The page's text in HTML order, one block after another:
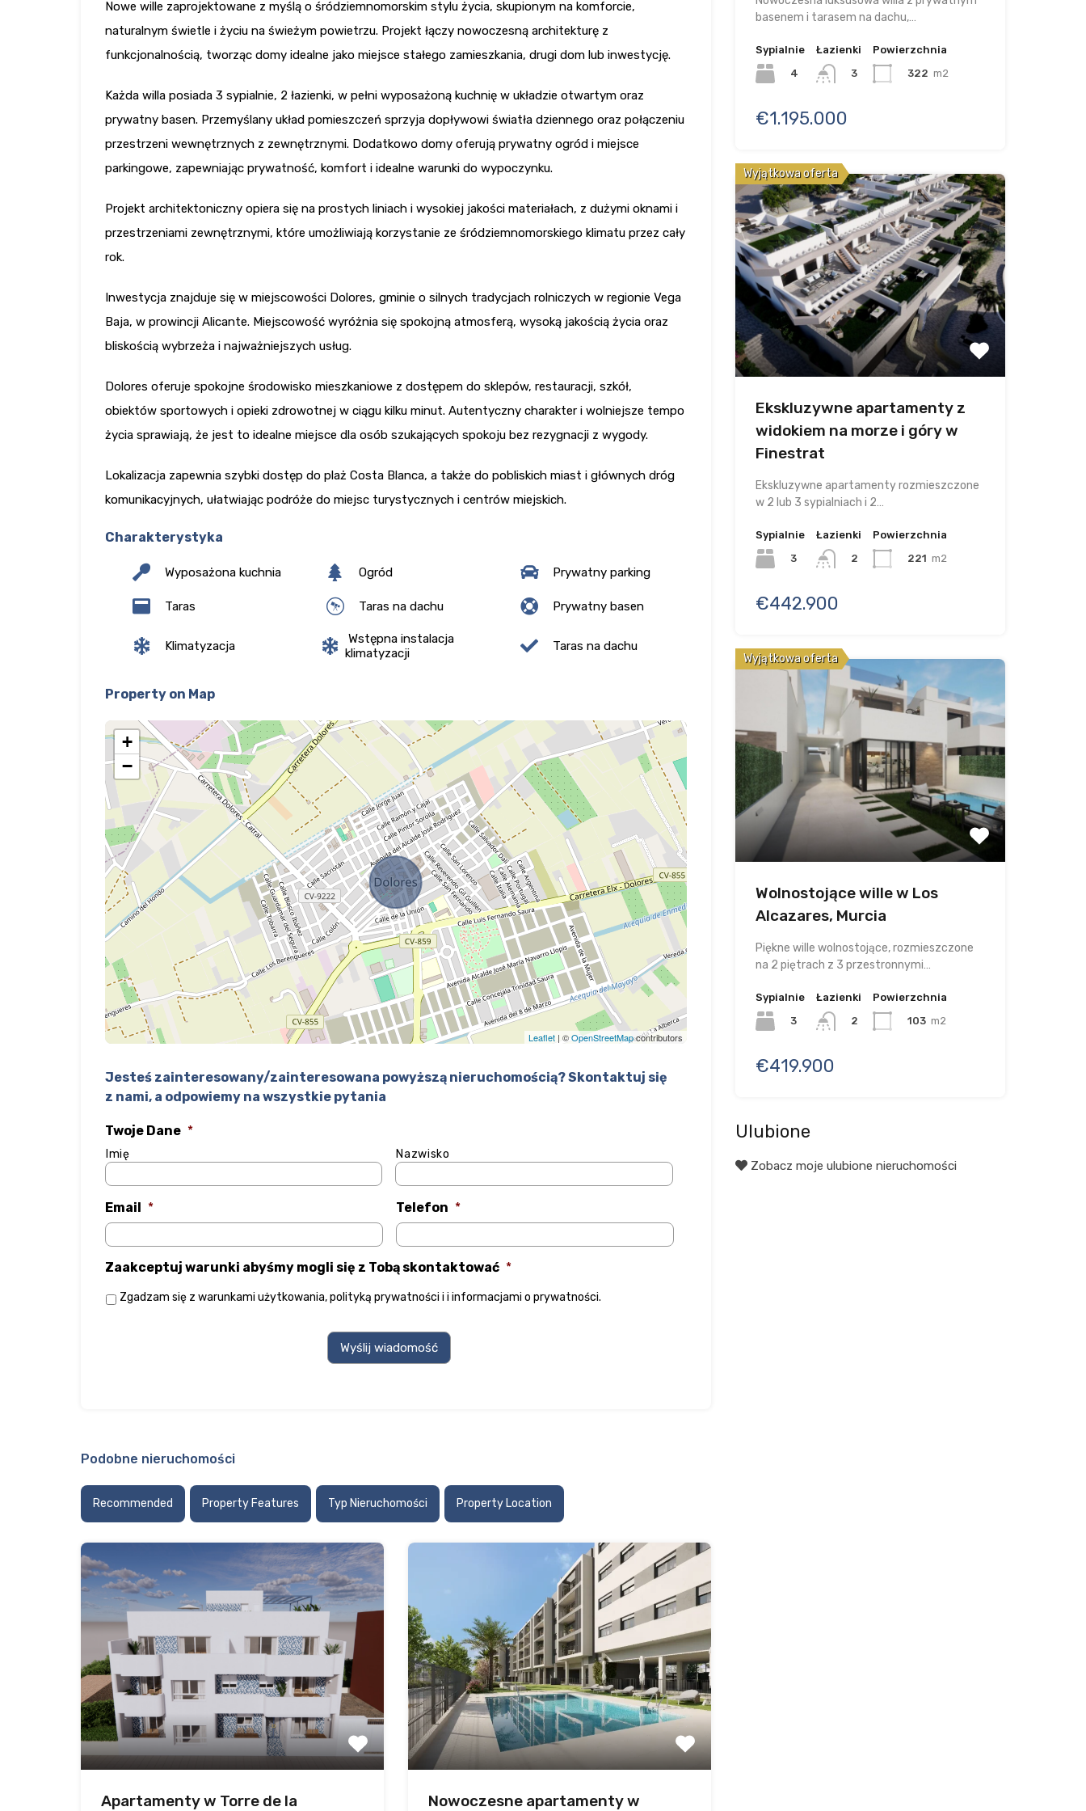
Nowe wille zaprojektowane z myślą o śródziemnomorskim stylu życia, skupionym na komforcie,
naturalnym świetle i życiu na świeżym powietrzu. Projekt łączy nowoczesną architekturę z
funkcjonalnością, tworząc domy idealne jako miejsce stałego zamieszkania, drugi dom lub inwestycję.
Każda willa posiada 3 sypialnie, 2 łazienki, w pełni wyposażoną kuchnię w układzie otwartym oraz
prywatny basen. Przemyślany układ pomieszczeń sprzyja dopływowi światła dziennego oraz połączeniu
przestrzeni wewnętrznych z zewnętrznymi. Dodatkowo domy oferują prywatny ogród i miejsce
parkingowe, zapewniając prywatność, komfort i idealne warunki do wypoczynku.
Projekt architektoniczny opiera się na prostych liniach i wysokiej jakości materiałach, z dużymi oknami i
przestrzeniami zewnętrznymi, które umożliwiają korzystanie ze śródziemnomorskiego klimatu przez cały
rok.
Inwestycja znajduje się w miejscowości Dolores, gminie o silnych tradycjach rolniczych w regionie Vega
Baja, w prowincji Alicante. Miejscowość wyróżnia się spokojną atmosferą, wysoką jakością życia oraz
bliskością wybrzeża i najważniejszych usług.
Dolores oferuje spokojne środowisko mieszkaniowe z dostępem do sklepów, restauracji, szkół,
obiektów sportowych i opieki zdrowotnej w ciągu kilku minut. Autentyczny charakter i wolniejsze tempo
życia sprawiają, że jest to idealne miejsce dla osób szukających spokoju bez rezygnacji z wygody.
Lokalizacja zapewnia szybki dostęp do plaż Costa Blanca, a także do pobliskich miast i głównych dróg
komunikacyjnych, ułatwiając podróże do miejsc turystycznych i centrów miejskich.
Charakterystyka
Wyposażona kuchnia Ogród Prywatny parking
Taras Taras na dachu Prywatny basen
Klimatyzacja
Wstępna instalacja
klimatyzacji
Taras na dachu
Property on Map
+
−
Leaflet| ©OpenStreetMapcontributors
Jesteś zainteresowany/zainteresowana powyższą nieruchomością? Skontaktuj się
z nami, a odpowiemy na wszystkie pytania
Twoje Dane *
Imię Nazwisko
Email * Telefon *
Zaakceptuj warunki abyśmy mogli się z Tobą skontaktować *
Zgadzam się z warunkami użytkowania,polityką prywatności i i informacjami o prywatności.
Podobne nieruchomości
Recommended Property Features Typ Nieruchomości Property Location
Apartamenty w Torre de la Nowoczesne apartamenty w
basenem i tarasem na dachu,…
Sypialnie
4
Łazienki
3
Powierzchnia
322 m2
€1.195.000
Wyjątkowa oferta
Ekskluzywne apartamenty z
widokiem na morze i góry w
Finestrat
Ekskluzywne apartamenty rozmieszczone
w 2 lub 3 sypialniach i 2…
Sypialnie
3
Łazienki
2
Powierzchnia
221 m2
€442.900
Wyjątkowa oferta
Wolnostojące wille w Los
Alcazares, Murcia
Piękne wille wolnostojące, rozmieszczone
na 2 piętrach z 3 przestronnymi…
Sypialnie
3
Łazienki
2
Powierzchnia
103 m2
€419.900
Ulubione
Zobacz moje ulubione nieruchomości